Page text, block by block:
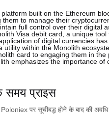
built on the Ethereum
to manage their
full control over their digital
Visa debit card, a unique
of digital currencies
utility within the Monolith
card to engaging them in
emphasizes the importance
समय प्राइस
पर सूचीबद्ध होने के बाद की